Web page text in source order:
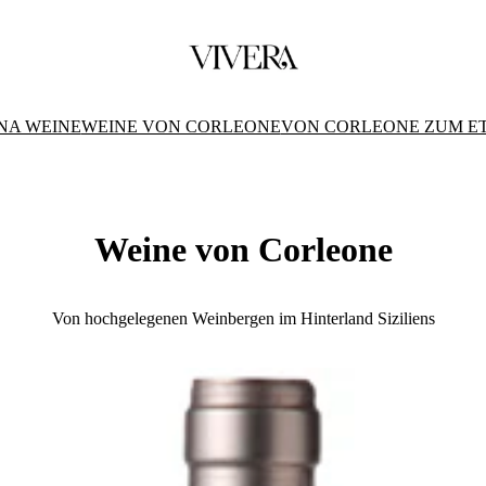
WEINEWEINE VON CORLEONEVON CORLEONE ZUM
Weine von Corleone
Von hochgelegenen Weinbergen im Hinterland Siziliens